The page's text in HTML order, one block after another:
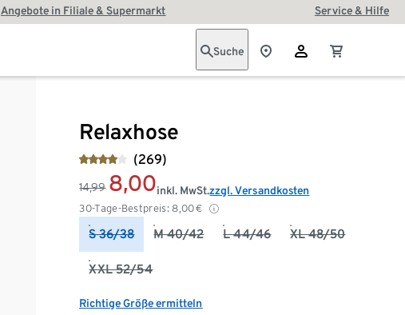
Angebote in Filiale & Supermarkt Service & Hilfe
Suche
Relaxhose
(269)
14,99 8,00
30-Tage-Bestpreis: 8,00€
inkl. MwSt.zzgl. Versandkosten
S 36/38 M 40/42 L 44/46 XL 48/50
XXL 52/54
Richtige Größe ermitteln